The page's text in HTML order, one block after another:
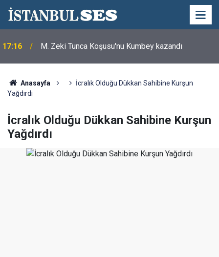
17:16 M. Zeki Tunca Koşusu'nu Kumbey kazandı
Anasayfa
İcralık Olduğu Dükkan Sahibine Kurşun
Yağdırdı
İcralık Olduğu Dükkan Sahibine Kurşun
Yağdırdı